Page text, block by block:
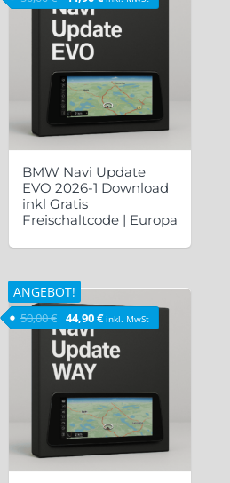
BMW Navi Update
EVO 2026-1 Download
inkl Gratis
Freischaltcode | Europa
ANGEBOT!
50,00€ Ursprünglicher Preis war: 50,00 €
44,90€Aktueller Preis ist: 44,90 €.
inkl. MwSt